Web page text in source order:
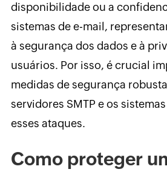
disponibilidade ou a
sistemas de e-mail,
à segurança dos dados e à
usuários. Por isso, é crucial
medidas de segurança
servidores SMTP e os
esses ataques.
Como proteger